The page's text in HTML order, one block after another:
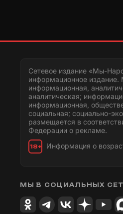
Сетевое издание «Мы-
информационное
информационная,
аналитическая;
информационная,
социальная; социально-
размещается в
Федерации о рекламе.
18+ Информация о
МЫ В СОЦИАЛЬНЫХ